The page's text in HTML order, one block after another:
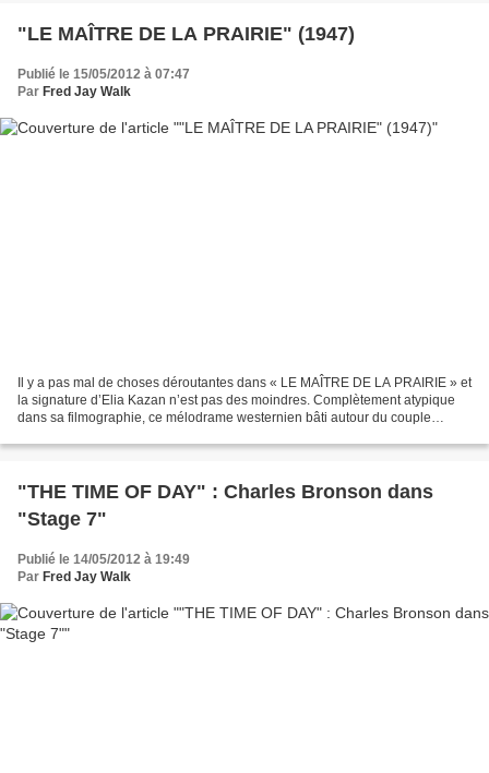
"LE MAÎTRE DE LA PRAIRIE" (1947)
Publié le 15/05/2012 à 07:47
Par Fred Jay Walk
Il y a pas mal de choses déroutantes dans « LE MAÎTRE DE LA PRAIRIE » et
la signature d’Elia Kazan n’est pas des moindres. Complètement atypique
dans sa filmographie, ce mélodrame westernien bâti autour du couple
"THE TIME OF DAY" : Charles Bronson dans
"Stage 7"
Publié le 14/05/2012 à 19:49
Par Fred Jay Walk